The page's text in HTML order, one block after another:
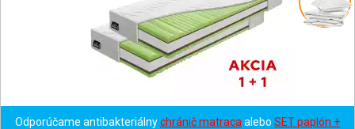
Odporúčame antibakteriálnychránič matraca alebo SET paplón +